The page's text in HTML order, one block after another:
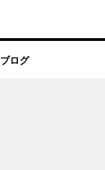
ログ